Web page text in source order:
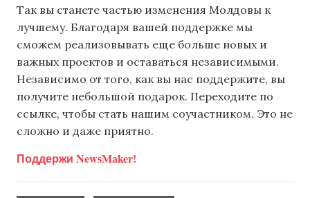
Так вы станете частью изменения Молдовы к
лучшему. Благодаря вашей поддержке мы
сможем реализовывать еще больше новых и
важных проектов и оставаться независимыми.
Независимо от того, как вы нас поддержите, вы
получите небольшой подарок. Переходите по
ссылке, чтобы стать нашим соучастником. Это не
сложно и даже приятно.
Поддержи NewsMaker!